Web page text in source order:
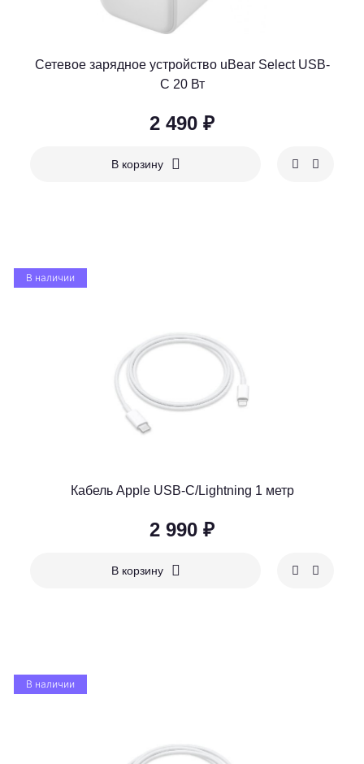
Сетевое зарядное устройство uBear Select USB-
C 20 Вт
2 490 ₽
В корзину
В наличии
Кабель Apple USB-C/Lightning 1 метр
2 990 ₽
В корзину
В наличии